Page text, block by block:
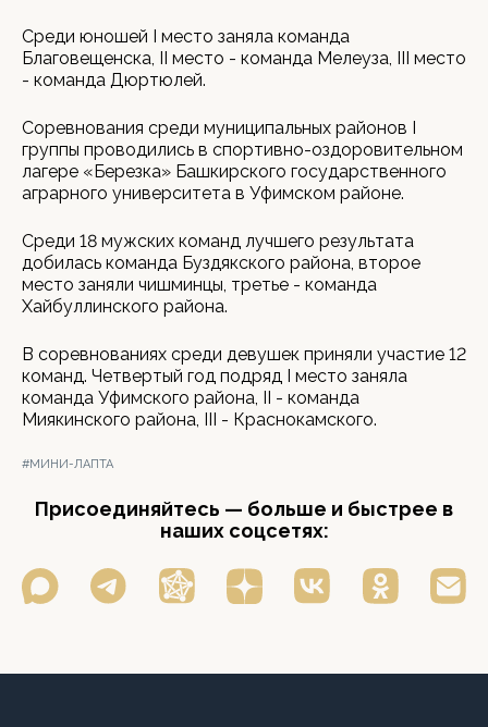
Среди юношей I место заняла команда
Благовещенска, II место - команда Мелеуза, III место
- команда Дюртюлей.
Соревнования среди муниципальных районов I
группы проводились в спортивно-оздоровительном
лагере «Березка» Башкирского государственного
аграрного университета в Уфимском районе.
Среди 18 мужских команд лучшего результата
добилась команда Буздякского района, второе
место заняли чишминцы, третье - команда
Хайбуллинского района.
В соревнованиях среди девушек приняли участие 12
команд. Четвертый год подряд I место заняла
команда Уфимского района, II - команда
Миякинского района, III - Краснокамского.
#МИНИ-ЛАПТА
Присоединяйтесь — больше и быстрее в
наших соцсетях: